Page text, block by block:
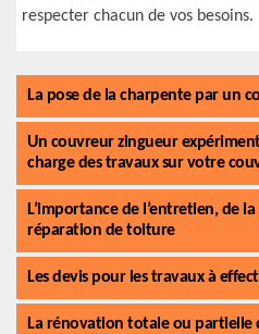
respecter chacun de vos besoins.
La pose de la charpente par un
Un couvreur zingueur
charge des travaux sur votre
L’importance de l’entretien, de
réparation de toiture
Les devis pour les travaux à
La rénovation totale ou